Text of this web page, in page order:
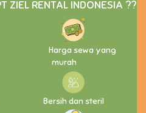
RENTAL INDONESIA ??
Harga sewa yang
murah
Bersih dan steril